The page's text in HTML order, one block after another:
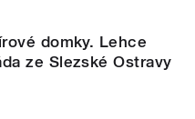
domky. Lehce
ze Slezské Ostravy